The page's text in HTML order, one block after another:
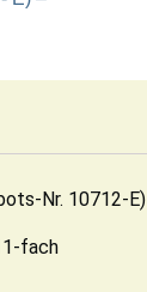
Nr. 10712-E)
fach